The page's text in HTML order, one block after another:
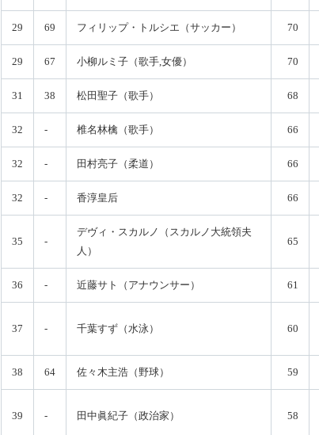
29 69 フィリップ・トルシエ（サッカー） 70
29 67 小柳ルミ子（歌手,女優） 70
31 38 松田聖子（歌手） 68
32 - 椎名林檎（歌手） 66
32 - 田村亮子（柔道） 66
32 - 香淳皇后 66
35 -
デヴィ・スカルノ（スカルノ大統領夫
人）
65
36 - 近藤サト（アナウンサー） 61
37 - 千葉すず（水泳） 60
38 64 佐々木主浩（野球） 59
39 - 田中眞紀子（政治家） 58